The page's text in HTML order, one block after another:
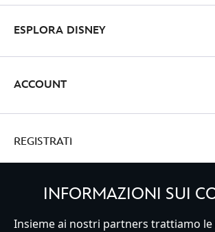
ESPLORA DISNEY
ACCOUNT
REGISTRATI
Italy
INFORMAZIONI SUI
Insieme ai nostri partners trattiamo